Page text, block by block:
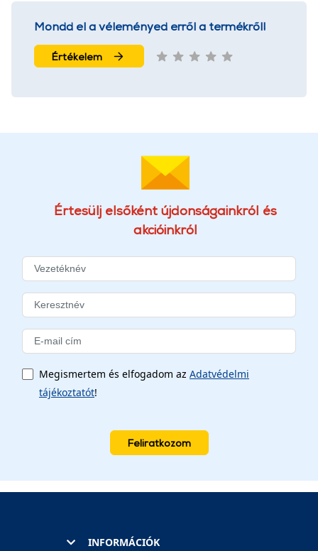
Mondd el a véleményed erről a termékről!
Értékelem
Értesülj elsőként újdonságainkról és
akcióinkról
Megismertem és elfogadom az Adatvédelmi
tájékoztatót!
Feliratkozom
INFORMÁCIÓK